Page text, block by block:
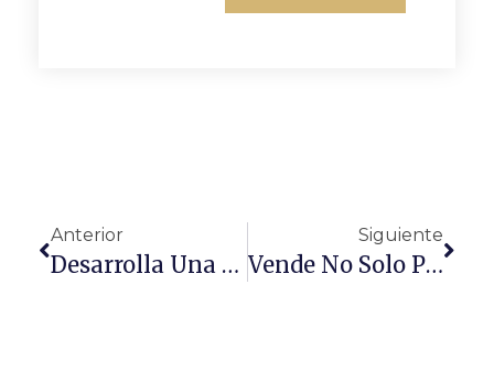
Anterior
Desarrolla Una Mentalidad Empresarial Enfocada En Resultados
Siguiente
Vende No Solo Para Sobrevivir En El Mercado Sino Para Crecer De Forma Sostenida